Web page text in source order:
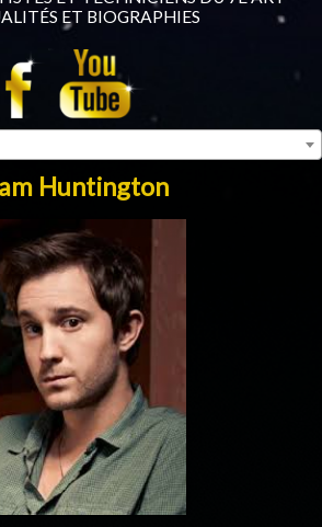
ET BIOGRAPHIES
Huntington